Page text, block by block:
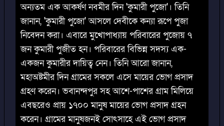
অন্যতম এক আকর্ষণ নবমীর দিন 'কুমারী পুজো'। তিনি
জানান, 'কুমারী পুজো' আসলে দেবীকে কন্যা রূপে পুজা
নিবেদন করা। এবারে মুখোপাধ্যায় পরিবারের পুজোয় ৭
জন কুমারী পুজীত হন। পরিবারের বিভিন্ন সদস্য এক-
একজন কুমারীর দায়িত্ব নেন। তিনি আরো জানান,
মহাঅষ্টমীর দিন গ্রামের সকলে এসে মায়ের ভোগ প্রসাদ
গ্রহণ করেন। ভবানন্দপুর সহ আশে-পাশের গ্রাম মিলিয়ে
এবছরেও প্রায় ১৭০০ মানুষ মায়ের ভোগ প্রসাদ গ্রহন
করেন। গ্রামের মানুষজনই সোৎসাহে এই ভোগ প্রসাদ